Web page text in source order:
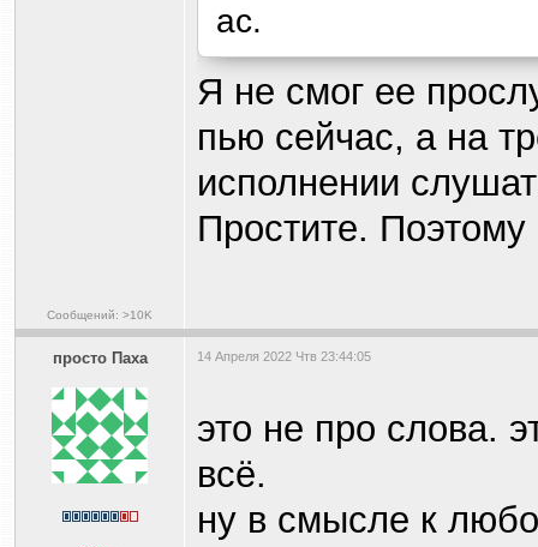
Сообщений: >10K
ас.
Я не смог ее
пью сейчас, а на
исполнении
Простите. Поэтому
просто Паха 14 Апреля 2022 Чтв 23:44:05
это не про слова.
всё.
ну в смысле к